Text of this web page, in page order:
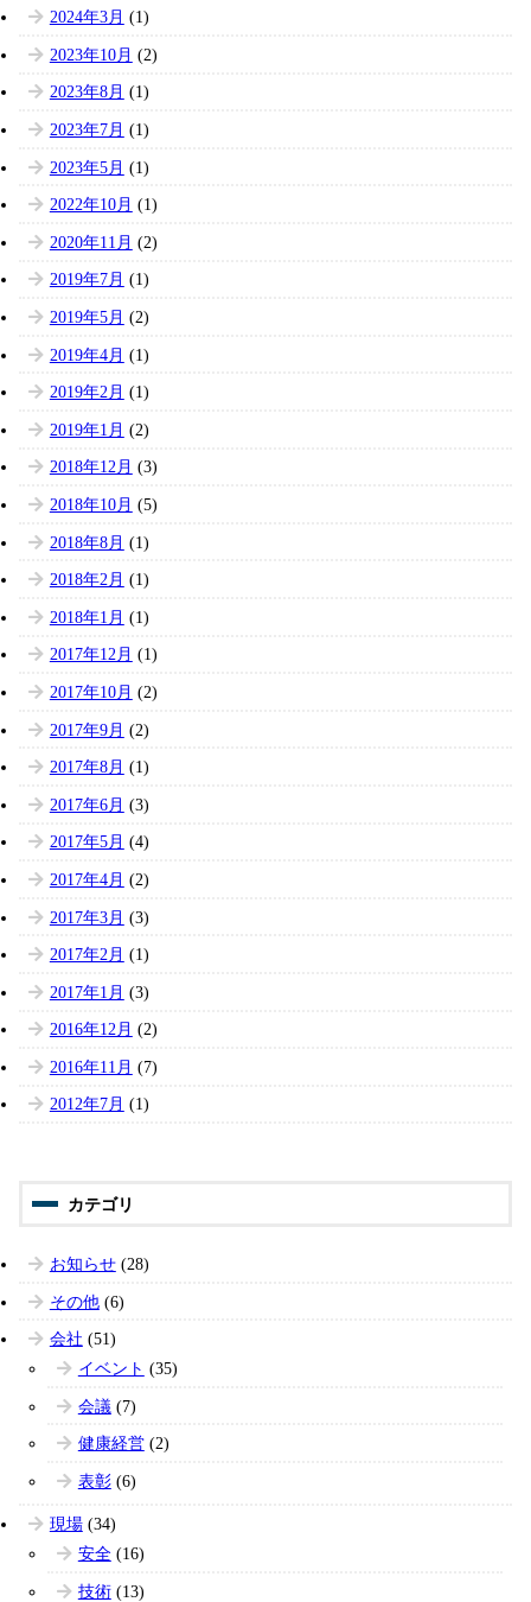
2024年3月 (1)
2023年10月 (2)
2023年8月 (1)
2023年7月 (1)
2023年5月 (1)
2022年10月 (1)
2020年11月 (2)
2019年7月 (1)
2019年5月 (2)
2019年4月 (1)
2019年2月 (1)
2019年1月 (2)
2018年12月 (3)
2018年10月 (5)
2018年8月 (1)
2018年2月 (1)
2018年1月 (1)
2017年12月 (1)
2017年10月 (2)
2017年9月 (2)
2017年8月 (1)
2017年6月 (3)
2017年5月 (4)
2017年4月 (2)
2017年3月 (3)
2017年2月 (1)
2017年1月 (3)
2016年12月 (2)
2016年11月 (7)
2012年7月 (1)
お知らせ(28)
その他(6)
会社 (51)
イベント (35)
会議 (7)
健康経営(2)
表彰(6)
現場(34)
安全(16)
技術(13)